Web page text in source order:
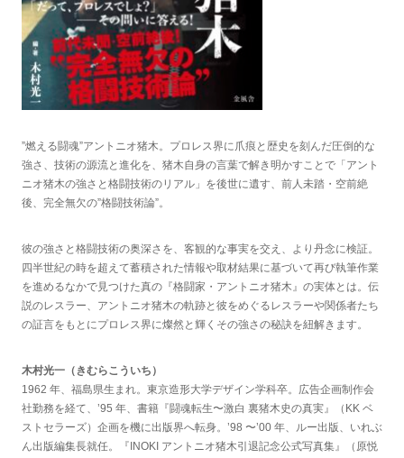
”燃える闘魂”アントニオ猪木。プロレス界に爪痕と歴史を刻んだ圧倒的な
強さ、技術の源流と進化を、猪木自身の言葉で解き明かすことで「アント
ニオ猪木の強さと格闘技術のリアル」を後世に遺す、前人未踏・空前絶
後、完全無欠の”格闘技術論”。
彼の強さと格闘技術の奥深さを、客観的な事実を交え、より丹念に検証。
四半世紀の時を超えて蓄積された情報や取材結果に基づいて再び執筆作業
を進めるなかで見つけた真の『格闘家・アントニオ猪木』の実体とは。伝
説のレスラー、アントニオ猪木の軌跡と彼をめぐるレスラーや関係者たち
の証言をもとにプロレス界に燦然と輝くその強さの秘訣を紐解きます。
木村光一（きむらこういち）
1962 年、福島県生まれ。東京造形大学デザイン学科卒。広告企画制作会
社勤務を経て、’95 年、書籍『闘魂転生〜激白 裏猪木史の真実』（KK ベ
ストセラーズ）企画を機に出版界へ転身。’98 〜’00 年、ルー出版、いれぶ
ん出版編集長就任。『INOKI アントニオ猪木引退記念公式写真集』（原悦